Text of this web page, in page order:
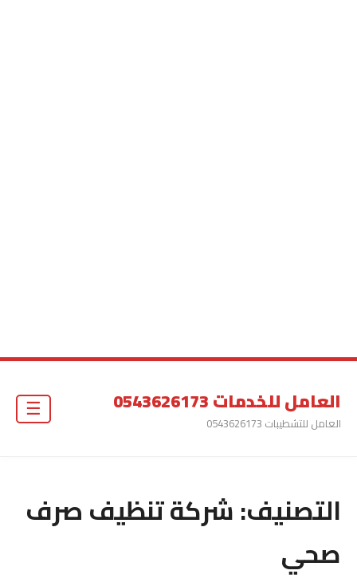
العامل للخدمات 0543626173
العامل للتشطيبات 0543626173
التصنيف:شركة تنظيف صرف
صحي